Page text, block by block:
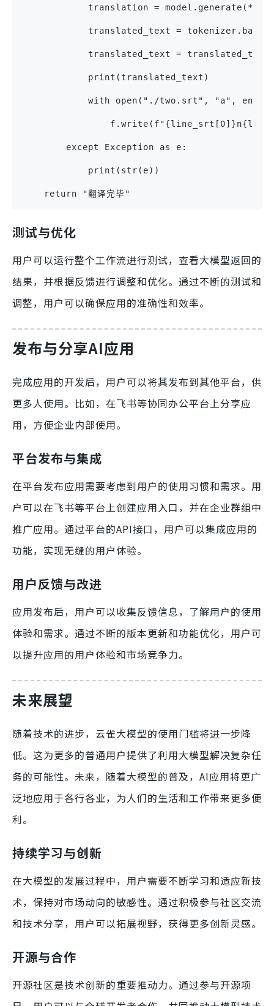
translation =
translated_text =
translated_text =
            print(translated_text)
with open("./two.srt", "a",
        except Exception as e:
            print(str(e))
    return "翻译完毕"
测试与优化
用户可以运行整个工作流进行测试，查看大模型返回的
结果，并根据反馈进行调整和优化。通过不断的测试和
调整，用户可以确保应用的准确性和效率。
发布与分享AI应用
完成应用的开发后，用户可以将其发布到其他平台，供
更多人使用。比如，在飞书等协同办公平台上分享应
用，方便企业内部使用。
平台发布与集成
在平台发布应用需要考虑到用户的使用习惯和需求。用
户可以在飞书等平台上创建应用入口，并在企业群组中
推广应用。通过平台的API接口，用户可以集成应用的
功能，实现无缝的用户体验。
用户反馈与改进
应用发布后，用户可以收集反馈信息，了解用户的使用
体验和需求。通过不断的版本更新和功能优化，用户可
以提升应用的用户体验和市场竞争力。
未来展望
随着技术的进步，云雀大模型的使用门槛将进一步降
低。这为更多的普通用户提供了利用大模型解决复杂任
务的可能性。未来，随着大模型的普及，AI应用将更广
泛地应用于各行各业，为人们的生活和工作带来更多便
利。
持续学习与创新
在大模型的发展过程中，用户需要不断学习和适应新技
术，保持对市场动向的敏感性。通过积极参与社区交流
和技术分享，用户可以拓展视野，获得更多创新灵感。
开源与合作
开源社区是技术创新的重要推动力。通过参与开源项